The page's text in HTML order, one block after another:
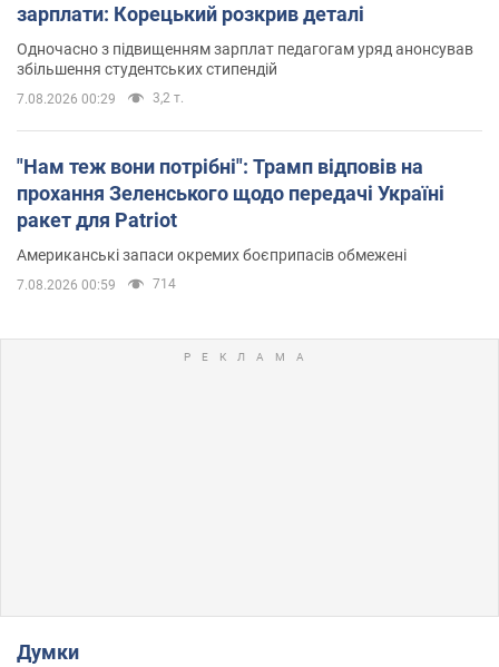
зарплати: Корецький розкрив деталі
Одночасно з підвищенням зарплат педагогам уряд анонсував
збільшення студентських стипендій
7.08.2026 00:29 3,2 т.
"Нам теж вони потрібні": Трамп відповів на
прохання Зеленського щодо передачі Україні
ракет для Patriot
Американські запаси окремих боєприпасів обмежені
7.08.2026 00:59 714
Думки